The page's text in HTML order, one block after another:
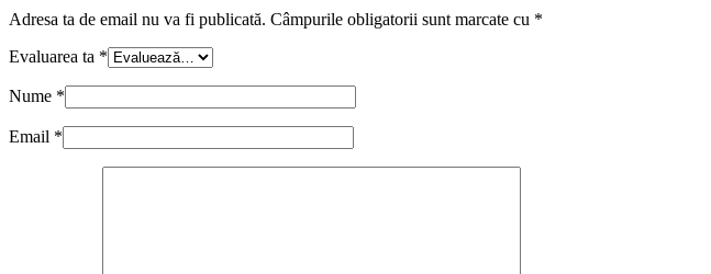
Adresa ta de email nu va fi publicată. Câmpurile obligatorii sunt marcate cu *
Evaluarea ta *
Nume *
Email *